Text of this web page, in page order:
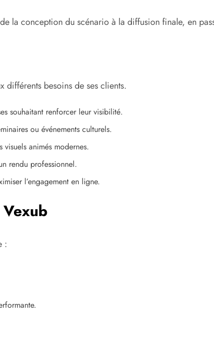
la conception du scénario à la diffusion finale, en
besoins de ses clients.
souhaitant renforcer leur visibilité.
ou événements culturels.
animés modernes.
rendu professionnel.
l’engagement en ligne.
: